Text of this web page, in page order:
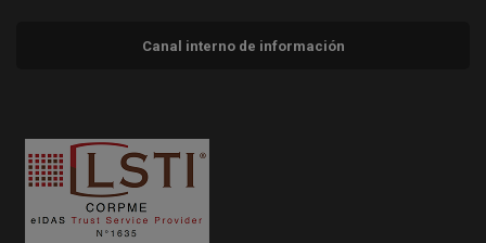
Canal interno de información